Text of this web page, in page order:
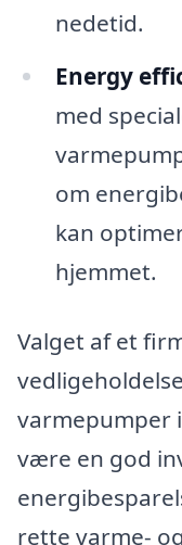
nedetid.
Energy
med
om
kan
hjemmet.
Valget af et
varmepumper
være en god
rette varme-